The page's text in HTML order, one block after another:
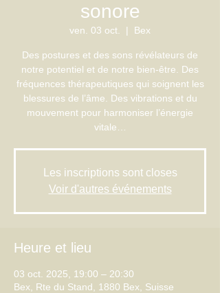
sonore
ven. 03 oct.
  |
Bex
Des postures et des sons révélateurs de
notre potentiel et de notre bien-être. Des
fréquences thérapeutiques qui soignent les
blessures de l’âme. Des vibrations et du
mouvement pour harmoniser l’énergie
vitale…
Les inscriptions sont closes
Voir d'autres événements
Heure et lieu
03 oct. 2025, 19:00 – 20:30
Bex, Rte du Stand, 1880 Bex, Suisse